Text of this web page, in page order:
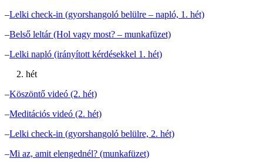
–Lelki check-in (gyorshangoló belülre – napló, 1. hét)
–Belső leltár (Hol vagy most? – munkafüzet)
–Lelki napló (irányított kérdésekkel 1. hét)
2. hét
–Köszöntő videó (2. hét)
–Meditációs videó (2. hét)
–Lelki check-in (gyorshangoló belülre, 2. hét)
–Mi az, amit elengednél? (munkafüzet)